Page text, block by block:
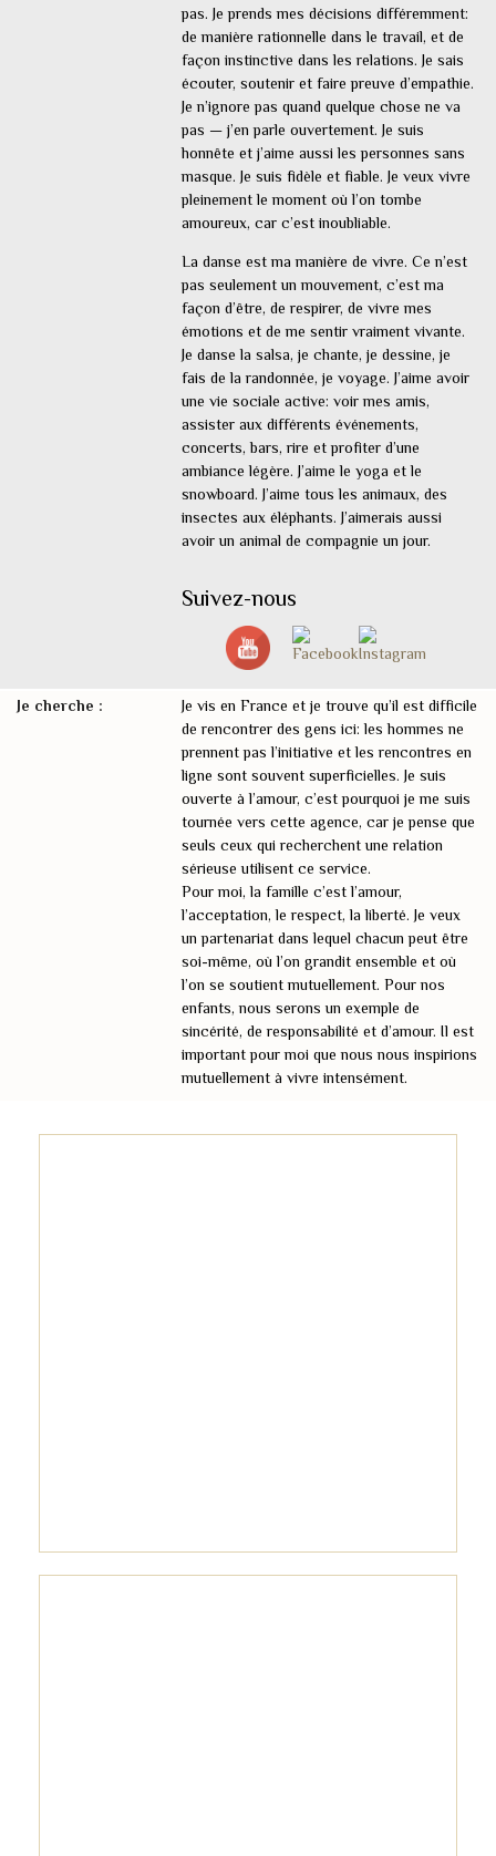
pas. Je prends mes décisions différemment:
de manière rationnelle dans le travail, et de
façon instinctive dans les relations. Je sais
écouter, soutenir et faire preuve d’empathie.
Je n’ignore pas quand quelque chose ne va
pas — j’en parle ouvertement. Je suis
honnête et j’aime aussi les personnes sans
masque. Je suis fidèle et fiable. Je veux vivre
pleinement le moment où l’on tombe
amoureux, car c’est inoubliable.
La danse est ma manière de vivre. Ce n’est
pas seulement un mouvement, c’est ma
façon d’être, de respirer, de vivre mes
émotions et de me sentir vraiment vivante.
Je danse la salsa, je chante, je dessine, je
fais de la randonnée, je voyage. J’aime avoir
une vie sociale active: voir mes amis,
assister aux différents événements,
concerts, bars, rire et profiter d’une
ambiance légère. J’aime le yoga et le
snowboard. J’aime tous les animaux, des
insectes aux éléphants. J’aimerais aussi
avoir un animal de compagnie un jour.
Suivez-nous
Je cherche :
Je vis en France et je trouve qu’il est difficile
de rencontrer des gens ici: les hommes ne
prennent pas l’initiative et les rencontres en
ligne sont souvent superficielles. Je suis
ouverte à l’amour, c’est pourquoi je me suis
tournée vers cette agence, car je pense que
seuls ceux qui recherchent une relation
sérieuse utilisent ce service.
Pour moi, la famille c’est l’amour,
l’acceptation, le respect, la liberté. Je veux
un partenariat dans lequel chacun peut être
soi-même, où l’on grandit ensemble et où
l’on se soutient mutuellement. Pour nos
enfants, nous serons un exemple de
sincérité, de responsabilité et d’amour. Il est
important pour moi que nous nous inspirions
mutuellement à vivre intensément.